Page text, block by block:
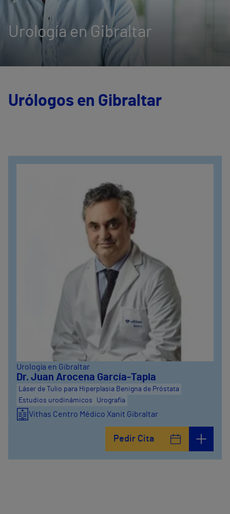
Urología en Gibraltar
Urólogos en Gibraltar
Urología en Gibraltar
Dr. Juan Arocena García-Tapia
Láser de Tulio para Hiperplasia Benigna de Próstata
Estudios urodinámicos
Urografía
Vithas Centro Médico Xanit Gibraltar
Pedir Cita